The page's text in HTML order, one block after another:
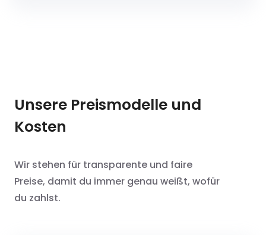
Unsere Preismodelle und
Kosten
Wir stehen für transparente und faire
Preise, damit du immer genau weißt, wofür
du zahlst.